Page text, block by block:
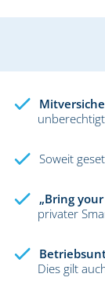
Soweit
„Bring
privater
Dies gilt